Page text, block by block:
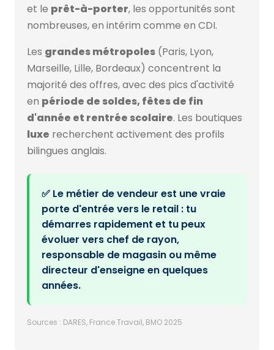
et le prêt-à-porter, les opportunités sont
nombreuses, en intérim comme en CDI.
Les grandes métropoles (Paris, Lyon,
Marseille, Lille, Bordeaux) concentrent la
majorité des offres, avec des pics d'activité
en période de soldes, fêtes de fin
d'année et rentrée scolaire. Les boutiques
luxe recherchent activement des profils
bilingues anglais.
✅ Le métier de vendeur est une vraie
porte d'entrée vers le retail : tu
démarres rapidement et tu peux
évoluer vers chef de rayon,
responsable de magasin ou même
directeur d'enseigne en quelques
années.
Sources : DARES, France Travail, BMO 2025